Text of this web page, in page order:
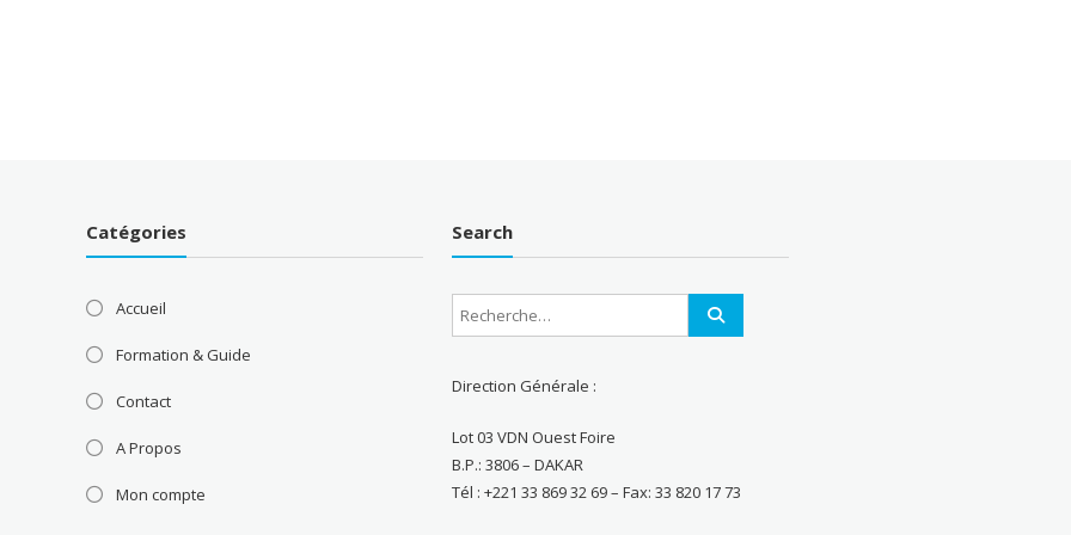
Catégories
Accueil
Formation & Guide
Contact
A Propos
Mon compte
Search
Direction Générale :
Lot 03 VDN Ouest Foire
B.P.: 3806 – DAKAR
Tél : +221 33 869 32 69 – Fax: 33 820 17 73